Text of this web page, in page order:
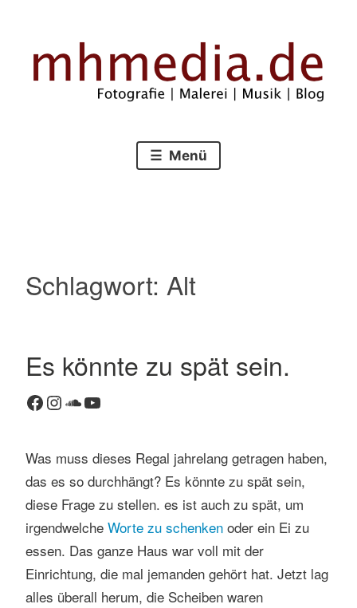
springen
mhmedia.de
Menü
Schlagwort: Alt
Es könnte zu spät sein.
Facebook
Instagram
SoundCloud
YouTube
Was muss dieses Regal jahrelang getragen haben,
das es so durchhängt? Es könnte zu spät sein,
diese Frage zu stellen. es ist auch zu spät, um
irgendwelche Worte zu schenken oder ein Ei zu
essen. Das ganze Haus war voll mit der
Einrichtung, die mal jemanden gehört hat. Jetzt lag
alles überall herum, die Scheiben waren
K
e
a
r
h
i